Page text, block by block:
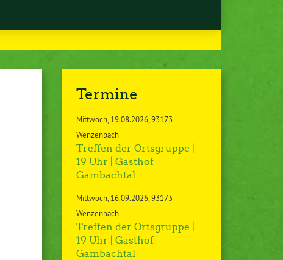
Termine
Mittwoch 19.08.2026 93173
Wenzenbach
Treffen der Ortsgruppe |
19 Uhr | Gasthof
Gambachtal
Mittwoch 16.09.2026 93173
Wenzenbach
Treffen der Ortsgruppe |
19 Uhr | Gasthof
Gambachtal